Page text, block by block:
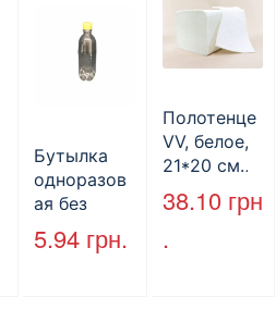
полистиро
л, черный,
250 шт./уп.
Бутылка
одноразов
ая без
крышки,
ПЕТ, V=500
5.94 грн.
Полотенце
VV, белое,
21*20 см.,
160 л.
38.10 грн
.